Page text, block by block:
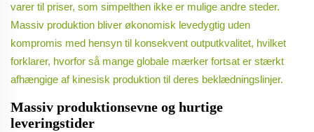
varer til priser, som simpelthen ikke er mulige andre steder.
Massiv produktion bliver økonomisk levedygtig uden
kompromis med hensyn til konsekvent outputkvalitet, hvilket
forklarer, hvorfor så mange globale mærker fortsat er stærkt
afhængige af kinesisk produktion til deres beklædningslinjer.
Massiv produktionsevne og hurtige
leveringstider